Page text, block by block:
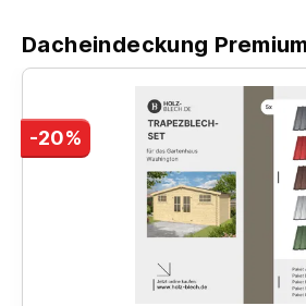
Dacheindeckung Premium
-20%